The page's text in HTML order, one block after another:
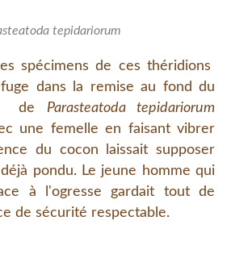
tepidariorum
de ces théridions
dans la remise au fond du
de Parasteatoda tepidariorum
une femelle en faisant vibrer
du cocon laissait supposer
pondu. Le jeune homme qui
à l'ogresse gardait tout de
de sécurité respectable.